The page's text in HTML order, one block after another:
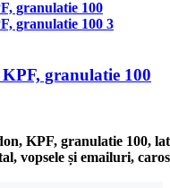
granulatie 100
KPF, granulatie 100,
vopsele și emailuri,